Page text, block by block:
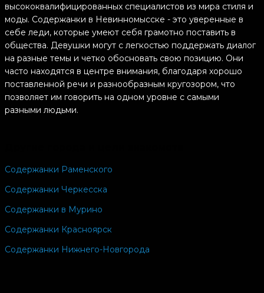
высококвалифицированных специалистов из мира стиля и
моды. Содержанки в Невинномысске - это уверенные в
себе леди, которые умеют себя грамотно поставить в
общества. Девушки могут с легкостью поддержать диалог
на разные темы и четко обосновать свою позицию. Они
часто находятся в центре внимания, благодаря хорошо
поставленной речи и разнообразным кругозором, что
позволяет им говорить на одном уровне с самыми
разными людьми.
понимание того, сколько денег им нужно для комфортной
не пытаясь скрыть или занизить цену за их внимание.
Содержанки Невинномысска готовые встретиться - это
амбициозные мадам, у которых есть четкое видение
относиться к себе так, как не сходится с их
Содержанки Раменского
Содержанки Черкесска
Содержанки в Мурино
Содержанки Красноярск
Содержанки Нижнего-Новгорода